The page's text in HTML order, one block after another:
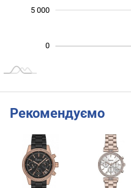
0
5 000
Рекомендуємо